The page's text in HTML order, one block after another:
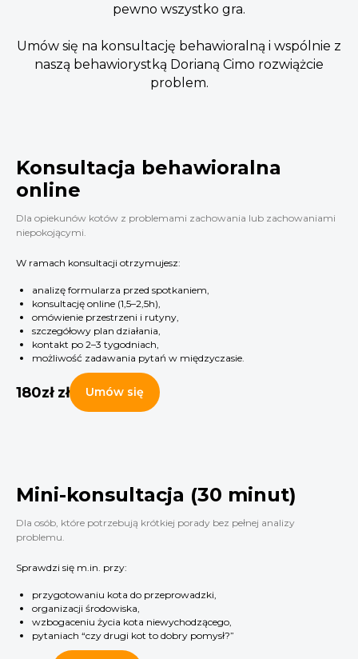
pewno wszystko gra.
Umów się na konsultację behawioralną i wspólnie z
naszą behawiorystką Dorianą Cimo rozwiążcie
problem.
Konsultacja behawioralna
online
Dla opiekunów kotów z problemami zachowania lub zachowaniami
niepokojącymi.
W ramach konsultacji otrzymujesz:
analizę formularza przed spotkaniem,
konsultację online (1,5–2,5h),
omówienie przestrzeni i rutyny,
szczegółowy plan działania,
kontakt po 2–3 tygodniach,
możliwość zadawania pytań w międzyczasie.
180zł zł Umów się
Mini-konsultacja (30 minut)
Dla osób, które potrzebują krótkiej porady bez pełnej analizy
problemu.
Sprawdzi się m.in. przy:
przygotowaniu kota do przeprowadzki,
organizacji środowiska,
wzbogaceniu życia kota niewychodzącego,
pytaniach “czy drugi kot to dobry pomysł?”